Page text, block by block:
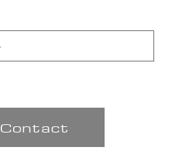
Contact